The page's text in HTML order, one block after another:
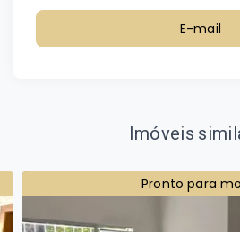
E-mail
Imóveis
Pronto para